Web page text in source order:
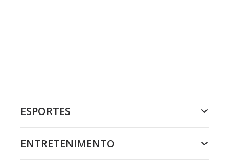
ESPORTES
ENTRETENIMENTO